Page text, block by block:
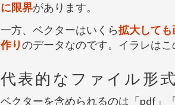
に限界があります。
一方、ベクターはいくら拡大して
作りのデータなのです。イラレはこ
代表的なファイル形式
ベクターを含められるのは「pdf」